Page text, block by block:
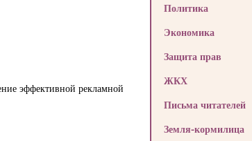
эффективной рекламной
Политика
Экономика
Защита прав
ЖКХ
Письма читателей
Земля-кормилица